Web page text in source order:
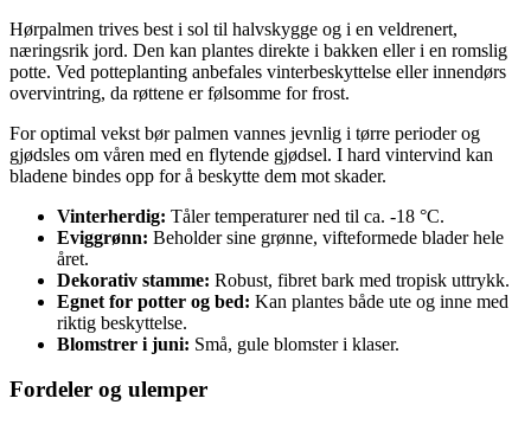
Hørpalmen trives best i sol til halvskygge og i en veldrenert,
næringsrik jord. Den kan plantes direkte i bakken eller i en romslig
potte. Ved potteplanting anbefales vinterbeskyttelse eller innendørs
overvintring, da røttene er følsomme for frost.
For optimal vekst bør palmen vannes jevnlig i tørre perioder og
gjødsles om våren med en flytende gjødsel. I hard vintervind kan
bladene bindes opp for å beskytte dem mot skader.
Vinterherdig: Tåler temperaturer ned til ca. -18 °C.
Eviggrønn: Beholder sine grønne, vifteformede blader hele
året.
Dekorativ stamme: Robust, fibret bark med tropisk uttrykk.
Egnet for potter og bed: Kan plantes både ute og inne med
riktig beskyttelse.
Blomstrer i juni: Små, gule blomster i klaser.
Fordeler og ulemper